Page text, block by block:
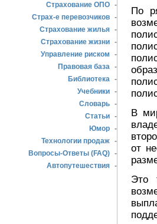
Страхование ОПО -
Страх-е перевозчиков -
Страхование жилья -
Страхование жизни -
Управление риском
-
Правовая база -
Библиотека -
Учебники -
Словарь -
Статьи -
Юмор -
Технологии продаж -
Вопросы-Ответы (FAQ) -
Автопутешествия -
По
В
от
Это